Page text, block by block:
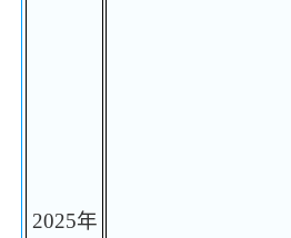
2025年